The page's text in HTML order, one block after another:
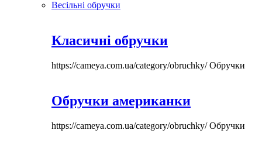
Весільні обручки
Класичні обручки
https://cameya.com.ua/category/obruchky/Обручки
Обручки американки
https://cameya.com.ua/category/obruchky/Обручки